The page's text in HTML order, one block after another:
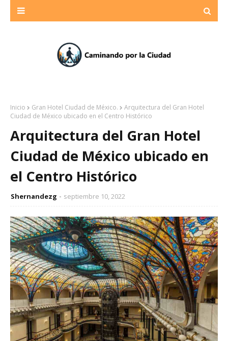
Inicio Gran Hotel Ciudad de México.
Arquitectura del Gran Hotel
Ciudad de México ubicado en el Centro Histórico
Arquitectura del Gran Hotel
Ciudad de México ubicado en
el Centro Histórico
Shernandezg septiembre 10, 2022